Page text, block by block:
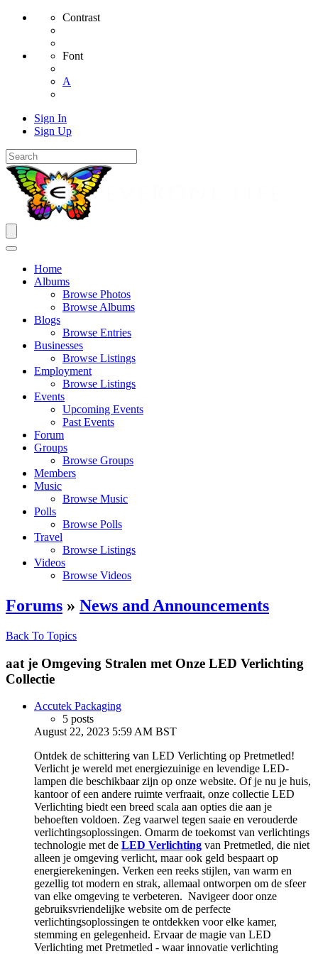
Contrast
Font
A
Sign In
Sign Up
Home
Albums
Browse Photos
Browse Albums
Blogs
Browse Entries
Businesses
Browse Listings
Employment
Browse Listings
Events
Upcoming Events
Past Events
Forum
Groups
Browse Groups
Members
Music
Browse Music
Polls
Browse Polls
Travel
Browse Listings
Videos
Browse Videos
Forums » News and Announcements
Back To Topics
aat je Omgeving Stralen met Onze LED Verlichting
Collectie
Accutek Packaging
5 posts
August 22, 2023 5:59 AM BST
Ontdek de schittering van LED Verlichting op Pretmetled!
Verlicht je wereld met energiezuinige en levendige LED-
lampen die beschikbaar zijn op onze website. Of je nu je huis,
kantoor of een andere ruimte verfraait, onze collectie LED
Verlichting biedt een breed scala aan opties die aan je
behoeften voldoen. Zeg vaarwel tegen saaie en verouderde
verlichtingsoplossingen. Omarm de toekomst van verlichtings
technologie met de LED Verlichting van Pretmetled, die niet
alleen je omgeving verlicht, maar ook geld bespaart op
energierekeningen. Verken een reeks stijlen, van warm en
gezellig tot modern en strak, allemaal ontworpen om de sfeer
van elke omgeving te verbeteren. Navigeer door onze
gebruiksvriendelijke website om de perfecte
verlichtingsoplossingen te ontdekken voor elke kamer,
stemming en gelegenheid. Ervaar de magie van LED
Verlichting met Pretmetled - waar innovatie verlichting